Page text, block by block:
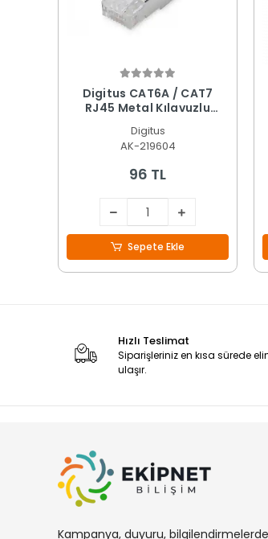
Digitus CAT6A / CAT7
RJ45 Metal Kılavuzlu
(AK-219604)
Digitus
AK-219604
96 TL
Sepete Ekle
Hızlı Teslimat
Siparişleriniz en kısa sürede
ulaşır.
Kampanya, duyuru,